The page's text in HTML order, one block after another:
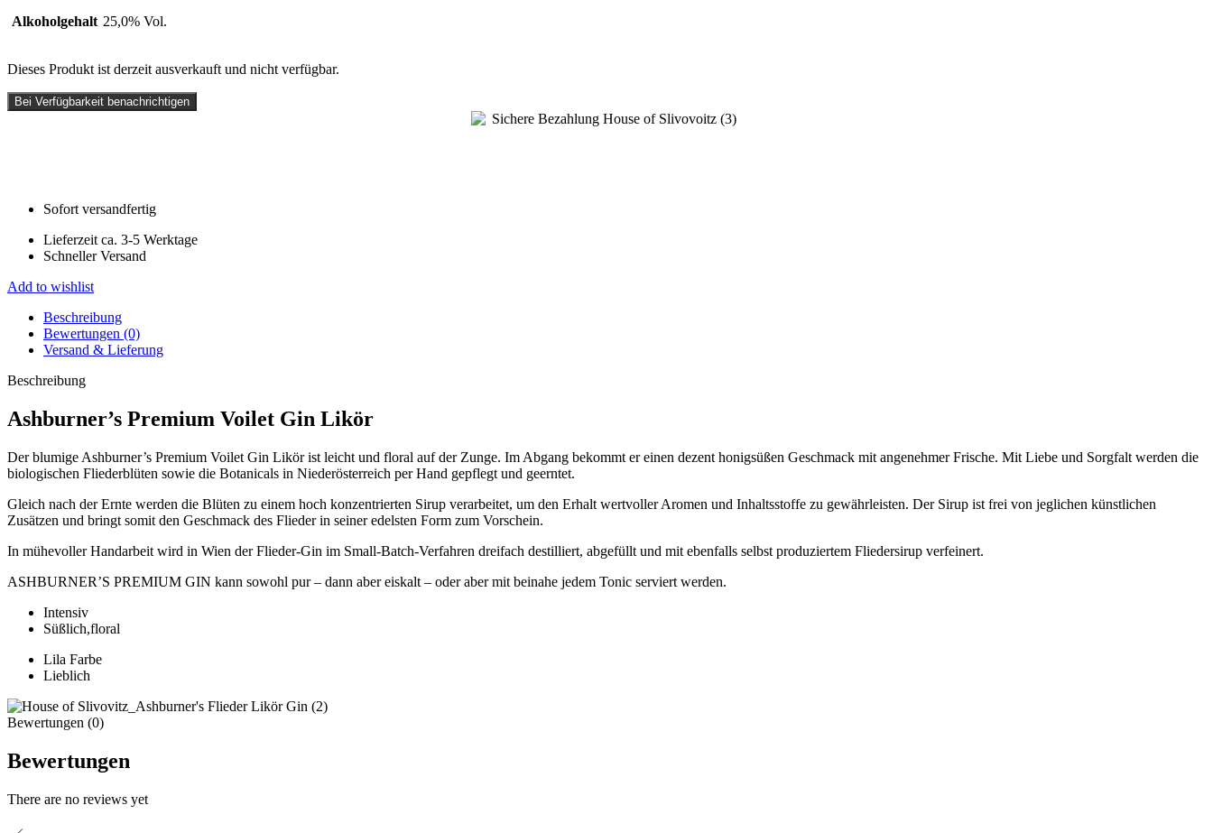
Alkoholgehalt 25,0% Vol.
Dieses Produkt ist derzeit ausverkauft und nicht verfügbar.
Bei Verfügbarkeit benachrichtigen
Sofort versandfertig
Lieferzeit ca. 3-5 Werktage
Schneller Versand
Add to wishlist
Beschreibung
Bewertungen (0)
Versand & Lieferung
Beschreibung
Ashburner’s Premium Voilet Gin Likör
Der blumige Ashburner’s Premium Voilet Gin Likör ist leicht und floral auf der Zunge. Im Abgang bekommt er einen dezent honigsüßen Geschmack mit angenehmer Frische. Mit Liebe und Sorgfalt werden die
biologischen Fliederblüten sowie die Botanicals in Niederösterreich per Hand gepflegt und geerntet.
Gleich nach der Ernte werden die Blüten zu einem hoch konzentrierten Sirup verarbeitet, um den Erhalt wertvoller Aromen und Inhaltsstoffe zu gewährleisten. Der Sirup ist frei von jeglichen künstlichen
Zusätzen und bringt somit den Geschmack des Flieder in seiner edelsten Form zum Vorschein.
In mühevoller Handarbeit wird in Wien der Flieder-Gin im Small-Batch-Verfahren dreifach destilliert, abgefüllt und mit ebenfalls selbst produziertem Fliedersirup verfeinert.
ASHBURNER’S PREMIUM GIN kann sowohl pur – dann aber eiskalt – oder aber mit beinahe jedem Tonic serviert werden.
Intensiv
Süßlich,floral
Lila Farbe
Lieblich
Bewertungen (0)
Bewertungen
There are no reviews yet